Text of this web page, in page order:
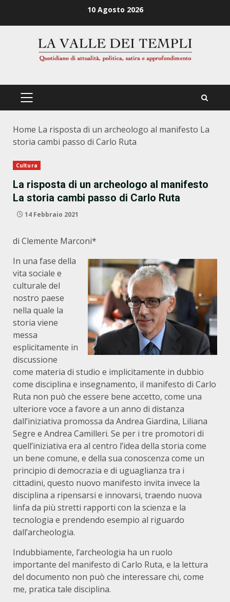
10 Agosto 2026
PRIMÄRES
Home La risposta di un archeologo al manifesto La
storia cambi passo di Carlo Ruta
Cultura
La risposta di un archeologo al manifesto
La storia cambi passo di Carlo Ruta
14 Febbraio 2021
di Clemente Marconi*
In una fase della
vita sociale e
culturale del
nostro paese
nella quale la
storia viene
messa
esplicitamente in
discussione
come materia di studio e implicitamente in dubbio
come disciplina e insegnamento, il manifesto di Carlo
Ruta non può che essere bene accetto, come una
ulteriore voce a favore a un anno di distanza
dall’iniziativa promossa da Andrea Giardina, Liliana
Segre e Andrea Camilleri. Se per i tre promotori di
quell’iniziativa era al centro l’idea della storia come
un bene comune, e della sua conoscenza come un
principio di democrazia e di uguaglianza tra i
cittadini, questo nuovo manifesto invita invece la
disciplina a ripensarsi e innovarsi, traendo nuova
linfa da più stretti rapporti con la scienza e la
tecnologia e prendendo esempio al riguardo
dall’archeologia.
Indubbiamente, l’archeologia ha un ruolo
importante del manifesto di Carlo Ruta, e la lettura
del documento non può che interessare chi, come
me, pratica tale disciplina.